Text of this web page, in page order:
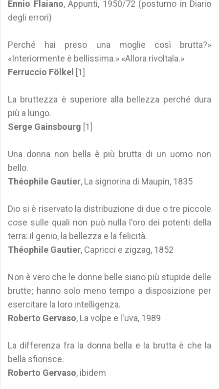
Ennio Flaiano, Appunti, 1950/72 (postumo in Diario
degli errori)
Perché hai preso una moglie così brutta?»
«Interiormente è bellissima.» «Allora rivoltala.»
Ferruccio Fölkel [1]
La bruttezza è superiore alla bellezza perché dura
più a lungo.
Serge Gainsbourg [1]
Una donna non bella è più brutta di un uomo non
bello.
Théophile Gautier, La signorina di Maupin, 1835
Dio si è riservato la distribuzione di due o tre piccole
cose sulle quali non può nulla l'oro dei potenti della
terra: il genio, la bellezza e la felicità.
Théophile Gautier, Capricci e zigzag, 1852
Non è vero che le donne belle siano più stupide delle
brutte; hanno solo meno tempo a disposizione per
esercitare la loro intelligenza.
Roberto Gervaso, La volpe e l'uva, 1989
La differenza fra la donna bella e la brutta è che la
bella sfiorisce.
Roberto Gervaso, ibidem